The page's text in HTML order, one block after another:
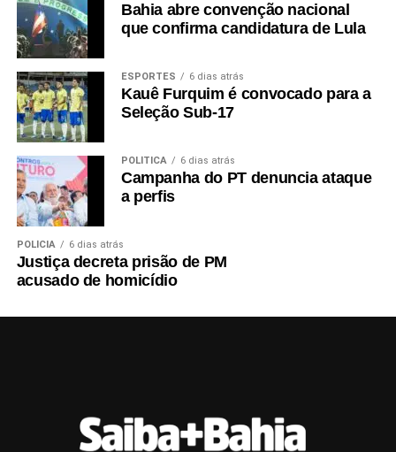
Bahia abre convenção nacional
que confirma candidatura de Lula
ESPORTES 6 dias atrás
Kauê Furquim é convocado para a
Seleção Sub-17
POLÍTICA 6 dias atrás
Campanha do PT denuncia ataque
a perfis
POLÍCIA 6 dias atrás
Justiça decreta prisão de PM
acusado de homicídio